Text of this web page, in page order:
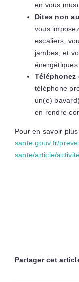
en vous
Dites non
vous
escaliers,
jambes, et
énergétiques.
Téléphonez
téléphone
un(e)
en rendre
Pour en savoir plus
sante.gouv.fr/
sante/article/
Partager cet